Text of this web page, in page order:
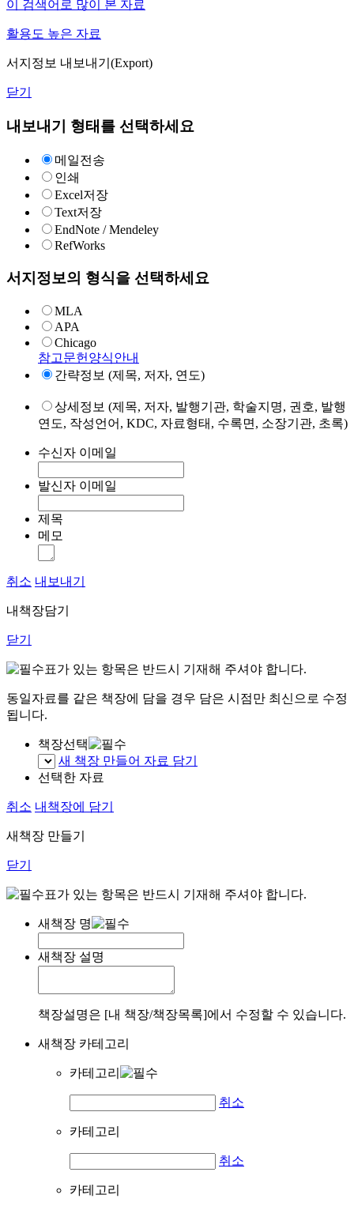
이 검색어로 많이 본 자료
활용도 높은 자료
서지정보 내보내기(Export)
닫기
내보내기 형태를 선택하세요
메일전송
인쇄
Excel저장
Text저장
EndNote / Mendeley
RefWorks
서지정보의 형식을 선택하세요
MLA
APA
Chicago
참고문헌양식안내
간략정보 (제목, 저자, 연도)
상세정보 (제목, 저자, 발행기관, 학술지명, 권호, 발행
연도, 작성언어, KDC, 자료형태, 수록면, 소장기관, 초록)
수신자 이메일
발신자 이메일
제목
메모
취소 내보내기
내책장담기
닫기
표가 있는 항목은 반드시 기재해 주셔야 합니다.
동일자료를 같은 책장에 담을 경우 담은 시점만 최신으로 수정
됩니다.
책장선택
새 책장 만들어 자료 담기
선택한 자료
취소 내책장에 담기
새책장 만들기
닫기
표가 있는 항목은 반드시 기재해 주셔야 합니다.
새책장 명
새책장 설명
책장설명은 [내 책장/책장목록]에서 수정할 수 있습니다.
새책장 카테고리
카테고리
취소
카테고리
취소
카테고리